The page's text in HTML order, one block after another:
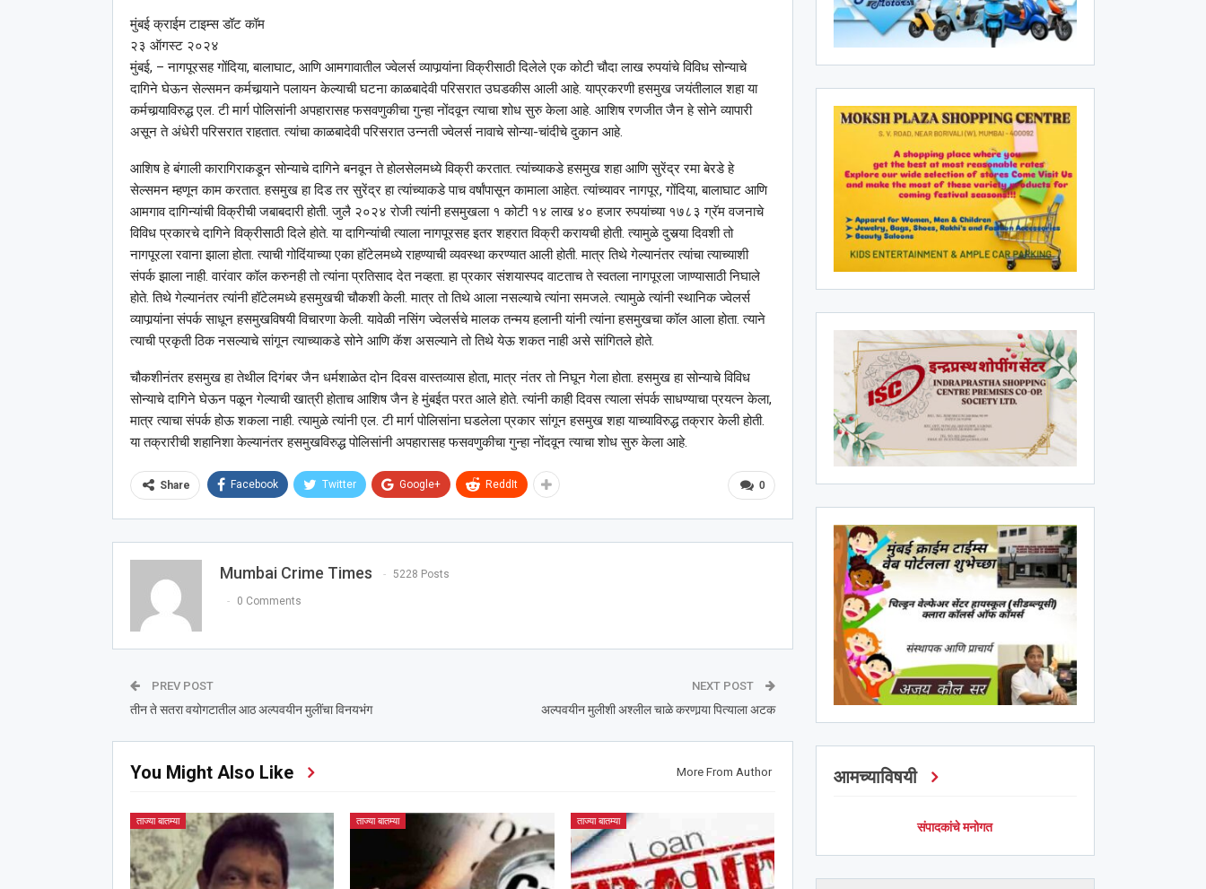
मुंबई क्राईम टाइम्स डॉट कॉम
२३ ऑगस्ट २०२४
मुंबई, – नागपूरसह गोंदिया, बालाघाट, आणि आमगावातील ज्वेलर्स व्यापार्‍यांना विक्रीसाठी दिलेले एक कोटी चौदा लाख रुपयांचे विविध सोन्याचे
दागिने घेऊन सेल्समन कर्मचार्‍याने पलायन केल्याची घटना काळबादेवी परिसरात उघडकीस आली आहे. याप्रकरणी हसमुख जयंतीलाल शहा या
कर्मचार्‍याविरुद्ध एल. टी मार्ग पोलिसांनी अपहारासह फसवणुकीचा गुन्हा नोंदवून त्याचा शोध सुरु केला आहे. आशिष रणजीत जैन हे सोने व्यापारी
असून ते अंधेरी परिसरात राहतात. त्यांचा काळबादेवी परिसरात उन्नती ज्वेलर्स नावाचे सोन्या-चांदीचे दुकान आहे.
आशिष हे बंगाली कारागिराकडून सोन्याचे दागिने बनवून ते होलसेलमध्ये विक्री करतात. त्यांच्याकडे हसमुख शहा आणि सुरेंद्र रमा बेरडे हे
सेल्समन म्हणून काम करतात. हसमुख हा दिड तर सुरेंद्र हा त्यांच्याकडे पाच वर्षांपासून कामाला आहेत. त्यांच्यावर नागपूर, गोंदिया, बालाघाट आणि
आमगाव दागिन्यांची विक्रीची जबाबदारी होती. जुलै २०२४ रोजी त्यांनी हसमुखला १ कोटी १४ लाख ४० हजार रुपयांच्या १७८३ ग्रॅम वजनाचे
विविध प्रकारचे दागिने विक्रीसाठी दिले होते. या दागिन्यांची त्याला नागपूरसह इतर शहरात विक्री करायची होती. त्यामुळे दुसर्‍या दिवशी तो
नागपूरला रवाना झाला होता. त्याची गोदिंयाच्या एका हॉटेलमध्ये राहण्याची व्यवस्था करण्यात आली होती. मात्र तिथे गेल्यानंतर त्यांचा त्याच्याशी
संपर्क झाला नाही. वारंवार कॉल करुनही तो त्यांना प्रतिसाद देत नव्हता. हा प्रकार संशयास्पद वाटताच ते स्वतला नागपूरला जाण्यासाठी निघाले
होते. तिथे गेल्यानंतर त्यांनी हॉटेलमध्ये हसमुखची चौकशी केली. मात्र तो तिथे आला नसल्याचे त्यांना समजले. त्यामुळे त्यांनी स्थानिक ज्वेलर्स
व्यापार्‍यांना संपर्क साधून हसमुखविषयी विचारणा केली. यावेळी नसिंग ज्वेलर्सचे मालक तन्मय हलानी यांनी त्यांना हसमुखचा कॉल आला होता. त्याने
त्याची प्रकृती ठिक नसल्याचे सांगून त्याच्याकडे सोने आणि कॅश असल्याने तो तिथे येऊ शकत नाही असे सांगितले होते.
चौकशीनंतर हसमुख हा तेथील दिगंबर जैन धर्मशाळेत दोन दिवस वास्तव्यास होता, मात्र नंतर तो निघून गेला होता. हसमुख हा सोन्याचे विविध
सोन्याचे दागिने घेऊन पळून गेल्याची खात्री होताच आशिष जैन हे मुंबईत परत आले होते. त्यांनी काही दिवस त्याला संपर्क साधण्याचा प्रयत्न केला,
मात्र त्याचा संपर्क होऊ शकला नाही. त्यामुळे त्यांनी एल. टी मार्ग पोलिसांना घडलेला प्रकार सांगून हसमुख शहा याच्याविरुद्ध तक्रार केली होती.
या तक्रारीची शहानिशा केल्यानंतर हसमुखविरुद्ध पोलिसांनी अपहारासह फसवणुकीचा गुन्हा नोंदवून त्याचा शोध सुरु केला आहे.
0
Share Facebook Twitter Google+ ReddIt
Mumbai Crime Times 5228 Posts
0 Comments
PREV POST
तीन ते सतरा वयोगटातील आठ अल्पवयीन मुलींचा विनयभंग
NEXT POST
अल्पवयीन मुलीशी अश्‍लील चाळे करणार्‍या पित्याला अटक
You Might Also Like More From Author
ताज्या बातम्या ताज्या बातम्या ताज्या बातम्या
आमच्याविषयी
संपादकांचे मनोगत